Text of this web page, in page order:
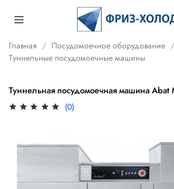
Главная
Посудомоечное оборудование
Туннельные посудомоечные машины
Туннельная посудомоечная машина
(0)